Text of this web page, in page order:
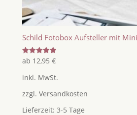
Schild Fotobox Aufsteller mit
Bewertet
mit
von 5
ab 12,95 €
inkl. MwSt.
zzgl. Versandkosten
Lieferzeit: 3-5 Tage